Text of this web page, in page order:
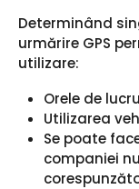
Determinând
urmărire GPS
utilizare:
Orele de
Utilizarea
Se poate
companiei